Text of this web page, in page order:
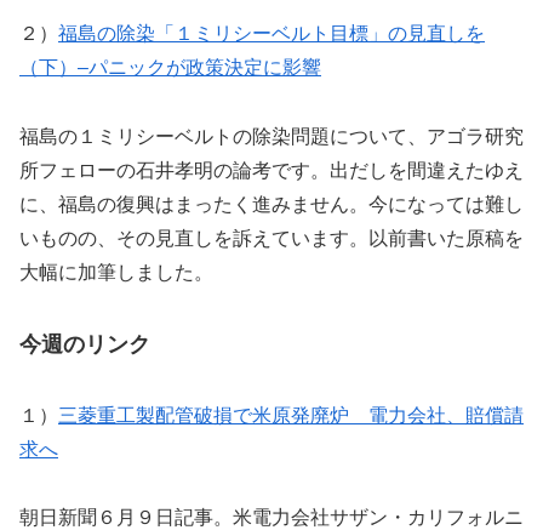
２） 福島の除染「１ミリシーベルト目標」の見直しを
（下）–パニックが政策決定に影響
福島の１ミリシーベルトの除染問題について、アゴラ研究
所フェローの石井孝明の論考です。出だしを間違えたゆえ
に、福島の復興はまったく進みません。今になっては難し
いものの、その見直しを訴えています。以前書いた原稿を
大幅に加筆しました。
今週のリンク
１） 三菱重工製配管破損で米原発廃炉 電力会社、賠償請
求へ
朝日新聞６月９日記事。米電力会社サザン・カリフォルニ